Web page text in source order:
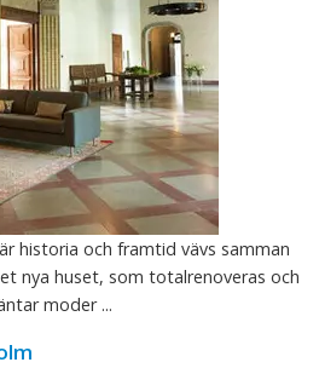
historia och framtid vävs samman
nya huset, som totalrenoveras och
moder ...